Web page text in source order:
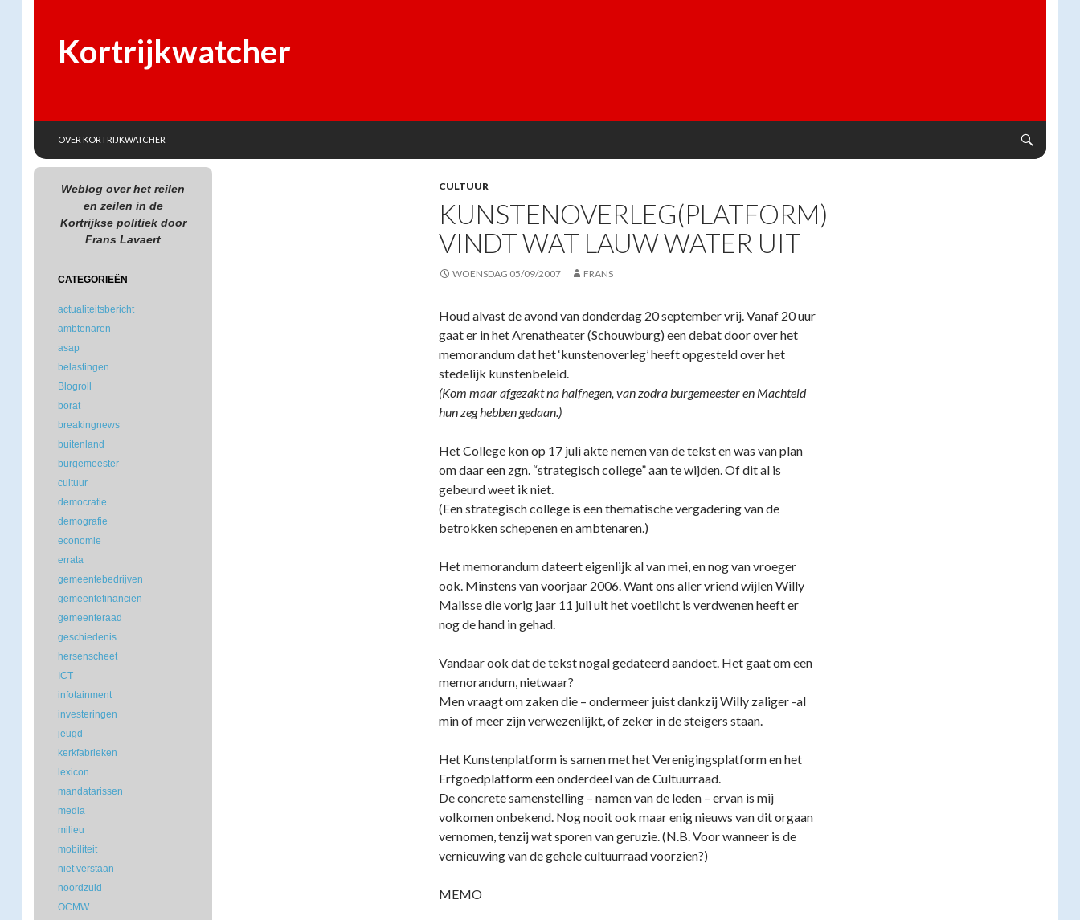
Kortrijkwatcher
OVER KORTRIJKWATCHER
CULTUUR
KUNSTENOVERLEG(PLATFORM)
VINDT WAT LAUW WATER UIT
WOENSDAG 05/09/2007 FRANS
Houd alvast de avond van donderdag 20 september vrij. Vanaf 20 uur
gaat er in het Arenatheater (Schouwburg) een debat door over het
memorandum dat het ‘kunstenoverleg’ heeft opgesteld over het
stedelijk kunstenbeleid.
(Kom maar afgezakt na halfnegen, van zodra burgemeester en Machteld
hun zeg hebben gedaan.)
Het College kon op 17 juli akte nemen van de tekst en was van plan
om daar een zgn. “strategisch college” aan te wijden. Of dit al is
gebeurd weet ik niet.
(Een strategisch college is een thematische vergadering van de
betrokken schepenen en ambtenaren.)
Het memorandum dateert eigenlijk al van mei, en nog van vroeger
ook. Minstens van voorjaar 2006. Want ons aller vriend wijlen Willy
Malisse die vorig jaar 11 juli uit het voetlicht is verdwenen heeft er
nog de hand in gehad.
Vandaar ook dat de tekst nogal gedateerd aandoet. Het gaat om een
memorandum, nietwaar?
Men vraagt om zaken die – ondermeer juist dankzij Willy zaliger -al
min of meer zijn verwezenlijkt, of zeker in de steigers staan.
Het Kunstenplatform is samen met het Verenigingsplatform en het
Erfgoedplatform een onderdeel van de Cultuurraad.
De concrete samenstelling – namen van de leden – ervan is mij
volkomen onbekend. Nog nooit ook maar enig nieuws van dit orgaan
vernomen, tenzij wat sporen van geruzie. (N.B. Voor wanneer is de
vernieuwing van de gehele cultuurraad voorzien?)
MEMO
Weblog over het reilen
en zeilen in de
Kortrijkse politiek door
Frans Lavaert
CATEGORIEËN
actualiteitsbericht
ambtenaren
asap
belastingen
Blogroll
borat
breakingnews
buitenland
burgemeester
cultuur
democratie
demografie
economie
errata
gemeentebedrijven
gemeentefinanciën
gemeenteraad
geschiedenis
hersenscheet
ICT
infotainment
investeringen
jeugd
kerkfabrieken
lexicon
mandatarissen
media
milieu
mobiliteit
niet verstaan
noordzuid
OCMW